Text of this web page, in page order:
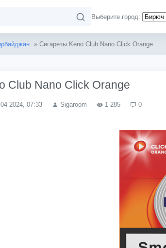
Выберите город:
» Сигареты Keno Club Nano Click Orange
Club Nano Click Orange
2024, 07:33 Sigaroom 1 285 0